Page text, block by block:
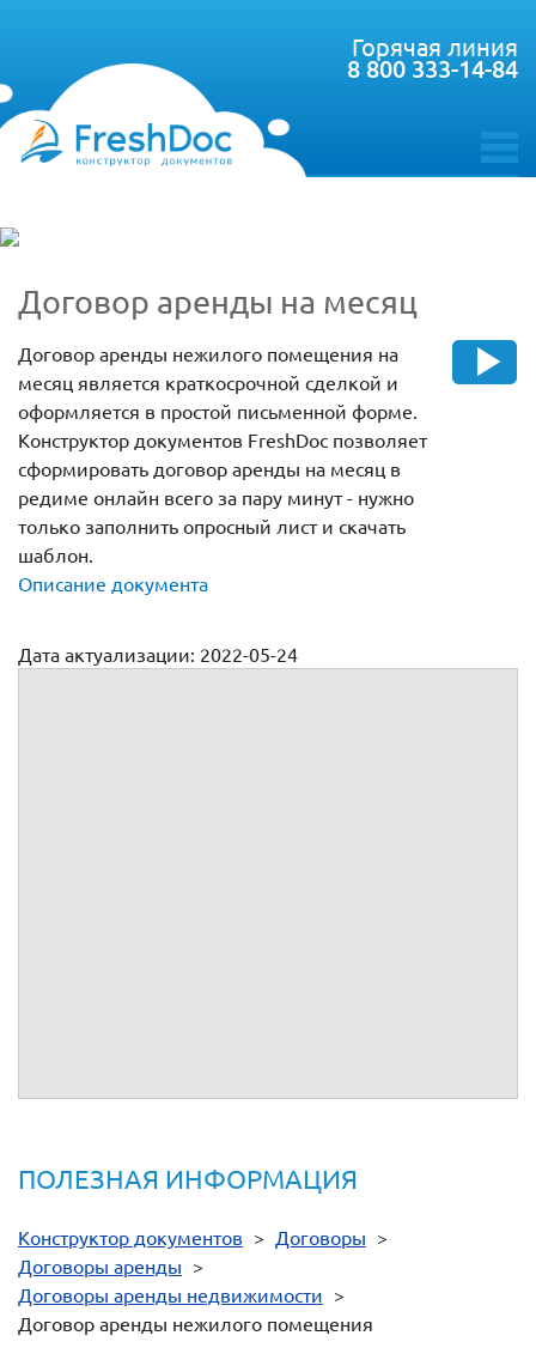
toggle
Горячая линия
8 800 333-14-84
Договор аренды на месяц
Договор аренды нежилого помещения на
месяц является краткосрочной сделкой и
оформляется в простой письменной форме.
Конструктор документов FreshDoc позволяет
сформировать договор аренды на месяц в
редиме онлайн всего за пару минут - нужно
только заполнить опросный лист и скачать
шаблон.
Описание документа
Дата актуализации: 2022-05-24
ПОЛЕЗНАЯ ИНФОРМАЦИЯ
Конструктор документов > Договоры >
Договоры аренды >
Договоры аренды недвижимости >
Договор аренды нежилого помещения